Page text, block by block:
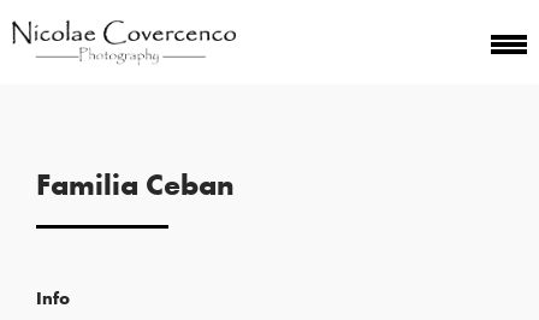
Familia Ceban
Info